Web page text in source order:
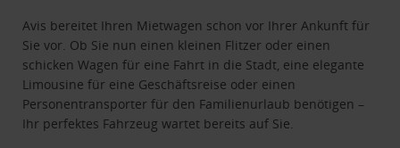
Avis bereitet Ihren Mietwagen schon vor Ihrer Ankunft für
Sie vor. Ob Sie nun einen kleinen Flitzer oder einen
schicken Wagen für eine Fahrt in die Stadt, eine elegante
Limousine für eine Geschäftsreise oder einen
Personentransporter für den Familienurlaub benötigen –
Ihr perfektes Fahrzeug wartet bereits auf Sie.